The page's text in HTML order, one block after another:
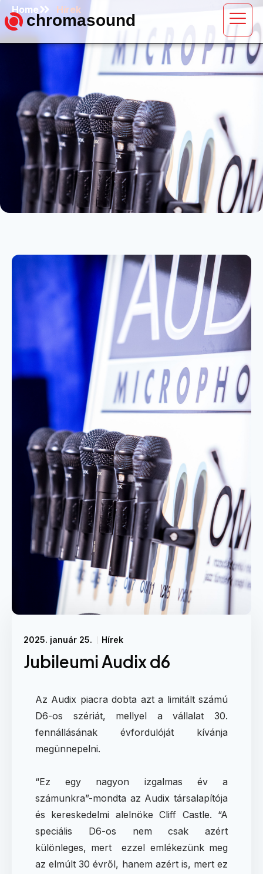
chromasound
Home Hírek
2025. január 25. Hírek
Jubileumi Audix d6
Az Audix piacra dobta azt a limitált számú
D6-os szériát, mellyel a vállalat 30.
fennállásának évfordulóját kívánja
megünnepelni.
“Ez egy nagyon izgalmas év a
számunkra”-mondta az Audix társalapítója
és kereskedelmi alelnöke Cliff Castle. “A
speciális D6-os nem csak azért
különleges, mert ezzel emlékezünk meg
az elmúlt 30 évről, hanem azért is, mert ez